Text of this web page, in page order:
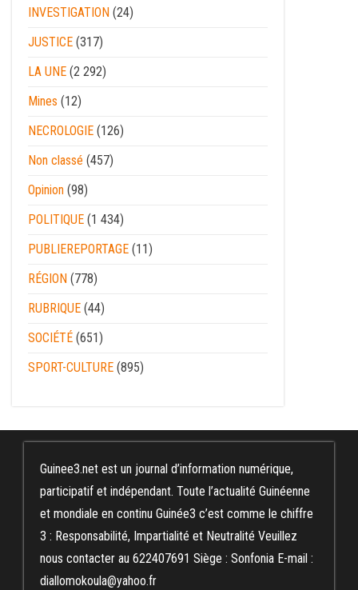
INVESTIGATION (24)
JUSTICE (317)
LA UNE (2 292)
Mines (12)
NECROLOGIE (126)
Non classé (457)
Opinion (98)
POLITIQUE (1 434)
PUBLIEREPORTAGE (11)
RÉGION (778)
RUBRIQUE (44)
SOCIÉTÉ (651)
SPORT-CULTURE (895)
Guinee3.net est un journal d’information numérique,
participatif et indépendant. Toute l’actualité Guinéenne
et mondiale en continu Guinée3 c’est comme le chiffre
3 : Responsabilité, Impartialité et Neutralité Veuillez
nous contacter au 622407691 Siège : Sonfonia E-mail :
diallomokoula@yahoo.fr